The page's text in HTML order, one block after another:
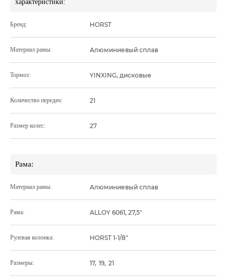
характеристики:
Бренд: HORST
Материал рамы: Алюминиевый сплав
Тормоз: YINXING, дисковые
Количество передач: 21
Размер колес: 27
Рама:
Материал рамы: Алюминиевый сплав
Рама: ALLOY 6061, 27,5"
Рулевая колонка: HORST 1-1/8"
Размеры: 17, 19, 21